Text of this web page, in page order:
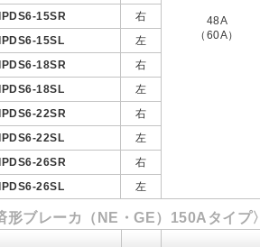
48A
（60A）
IPDS6-15SR
右
IPDS6-15SL
左
IPDS6-18SR
右
IPDS6-18SL
左
IPDS6-22SR
右
IPDS6-22SL
左
IPDS6-26SR
右
IPDS6-26SL
左
形ブレーカ（NE・GE）150Aタイプ〉